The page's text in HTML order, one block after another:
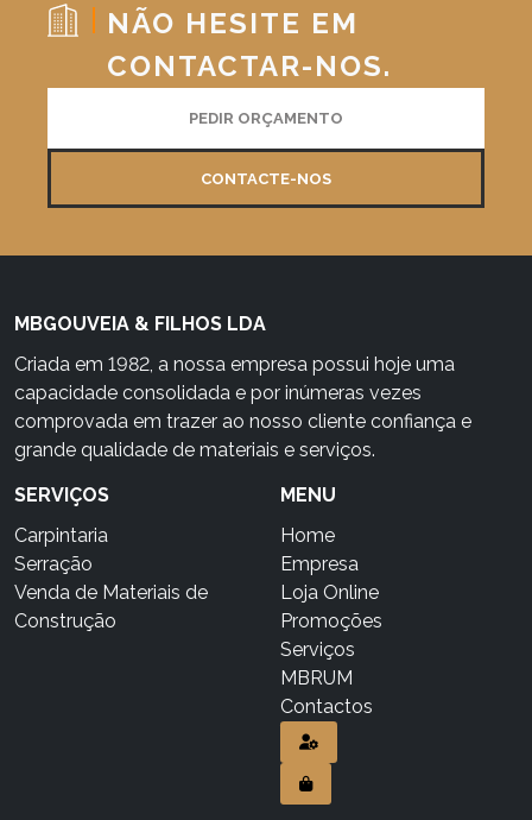
NÃO HESITE EM
CONTACTAR-NOS.
PEDIR ORÇAMENTO
CONTACTE-NOS
MBGOUVEIA & FILHOS LDA
Criada em 1982, a nossa empresa possui hoje uma
capacidade consolidada e por inúmeras vezes
comprovada em trazer ao nosso cliente confiança e
grande qualidade de materiais e serviços.
SERVIÇOS
Carpintaria
Serração
Venda de Materiais de
Construção
MENU
Home
Empresa
Loja Online
Promoções
Serviços
MBRUM
Contactos